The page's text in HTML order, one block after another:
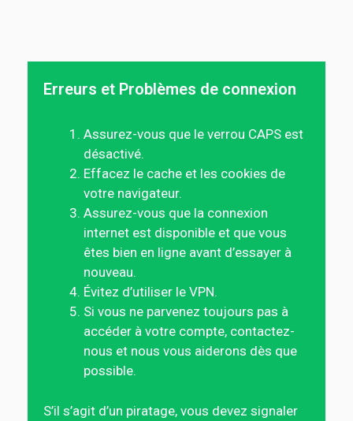
Erreurs et Problèmes de connexion
Assurez-vous que le verrou CAPS est
désactivé.
Effacez le cache et les cookies de
votre navigateur.
Assurez-vous que la connexion
internet est disponible et que vous
êtes bien en ligne avant d’essayer à
nouveau.
Évitez d’utiliser le VPN.
Si vous ne parvenez toujours pas à
accéder à votre compte, contactez-
nous et nous vous aiderons dès que
possible.
S’il s’agit d’un piratage, vous devez signaler